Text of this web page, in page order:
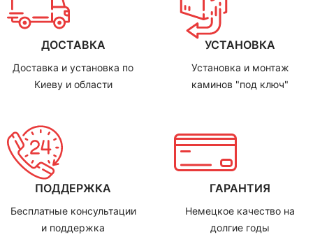
ДОСТАВКА
Доставка и установка по
Киеву и области
УСТАНОВКА
Установка и монтаж
каминов "под ключ"
ПОДДЕРЖКА
Бесплатные консультации
и поддержка
ГАРАНТИЯ
Немецкое качество на
долгие годы